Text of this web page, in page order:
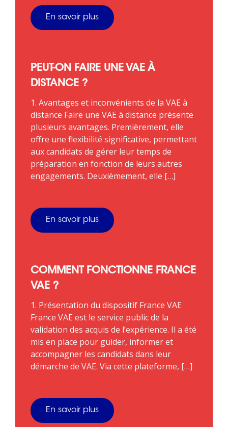
En savoir plus
PEUT-ON FAIRE UNE VAE À
DISTANCE ?
1. Avantages et inconvénients de la VAE à
distance Faire une VAE à distance présente
plusieurs avantages. Premièrement, elle
offre une flexibilité significative, permettant
aux candidats de gérer leur temps de
préparation en fonction de leurs autres
engagements. Deuxièmement, elle […]
En savoir plus
COMMENT FONCTIONNE FRANCE
VAE ?
1. Présentation du dispositif France VAE
France VAE est le service public de la
validation des acquis de l’expérience. Il a été
mis en place pour guider, informer et
accompagner les candidats dans leur
démarche de VAE. Via cette plateforme, […]
En savoir plus